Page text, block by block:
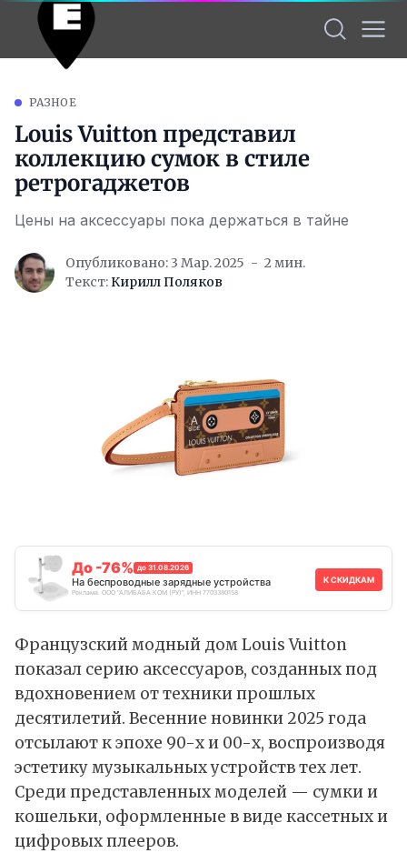
РАЗНОЕ
Louis Vuitton представил
коллекцию сумок в стиле
ретрогаджетов
Цены на аксессуары пока держаться в тайне
Опубликовано: 3 Мар. 2025
2 мин.
Текст: Кирилл Поляков
До -76% до 31.08.2026
На беспроводные зарядные устройства
Реклама. ООО "АЛИБАБА.КОМ (РУ)", ИНН 7703380158
К СКИДКАМ
Французский модный дом Louis Vuitton
показал серию аксессуаров, созданных под
вдохновением от техники прошлых
десятилетий. Весенние новинки 2025 года
отсылают к эпохе 90-х и 00-х, воспроизводя
эстетику музыкальных устройств тех лет.
Среди представленных моделей — сумки и
кошельки, оформленные в виде кассетных и
цифровых плееров.